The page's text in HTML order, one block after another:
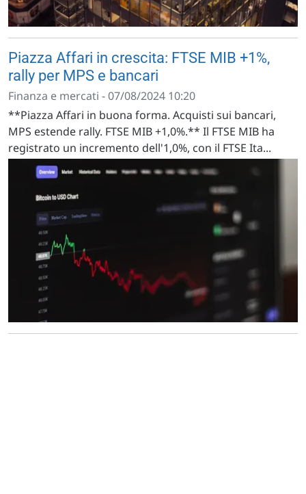
Piazza Affari in crescita: FTSE MIB +1%,
rally per MPS e bancari
Finanza e mercati - 07/08/2024 10:20
**Piazza Affari in buona forma. Acquisti sui bancari,
MPS estende rally. FTSE MIB +1,0%.** Il FTSE MIB ha
registrato un incremento dell'1,0%, con il FTSE Ita...